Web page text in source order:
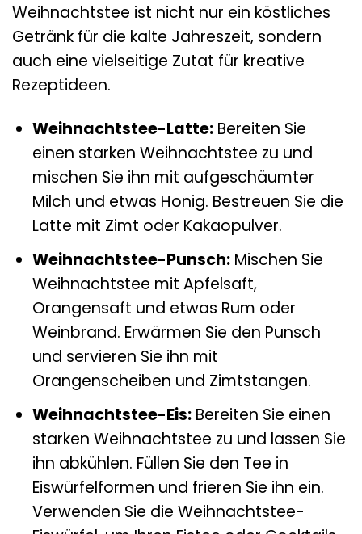
Weihnachtstee ist nicht nur ein köstliches
Getränk für die kalte Jahreszeit, sondern
auch eine vielseitige Zutat für kreative
Rezeptideen.
Weihnachtstee-Latte:Bereiten Sie
einen starken Weihnachtstee zu und
mischen Sie ihn mit aufgeschäumter
Milch und etwas Honig. Bestreuen Sie die
Latte mit Zimt oder Kakaopulver.
Weihnachtstee-Punsch:Mischen Sie
Weihnachtstee mit Apfelsaft,
Orangensaft und etwas Rum oder
Weinbrand. Erwärmen Sie den Punsch
und servieren Sie ihn mit
Orangenscheiben und Zimtstangen.
Weihnachtstee-Eis:Bereiten Sie einen
starken Weihnachtstee zu und lassen Sie
ihn abkühlen. Füllen Sie den Tee in
Eiswürfelformen und frieren Sie ihn ein.
Verwenden Sie die Weihnachtstee-